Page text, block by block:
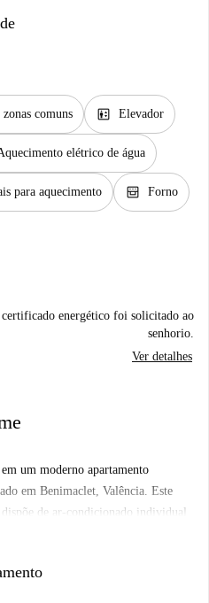
comuns elevator Elevador
elétrico de água
para aquecimento oven_gen Forno
energético foi solicitado ao
senhorio.
Ver detalhes
um moderno apartamento
em Benimaclet, Valência. Este
de ar-condicionado individual
O apartamento inclui uma
comodidade. Wi-Fi está disponível.